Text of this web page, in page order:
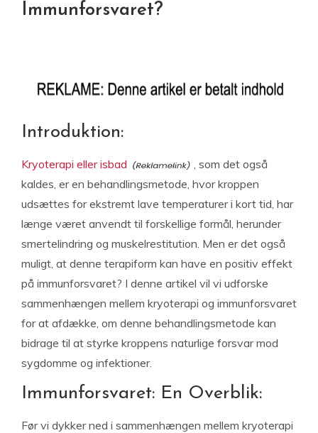
Immunforsvaret?
Introduktion:
Kryoterapi eller isbad
, som det også
kaldes, er en behandlingsmetode, hvor kroppen
udsættes for ekstremt lave temperaturer i kort tid, har
længe været anvendt til forskellige formål, herunder
smertelindring og muskelrestitution. Men er det også
muligt, at denne terapiform kan have en positiv effekt
på immunforsvaret? I denne artikel vil vi udforske
sammenhængen mellem kryoterapi og immunforsvaret
for at afdække, om denne behandlingsmetode kan
bidrage til at styrke kroppens naturlige forsvar mod
sygdomme og infektioner.
Immunforsvaret: En Overblik:
Før vi dykker ned i sammenhængen mellem kryoterapi